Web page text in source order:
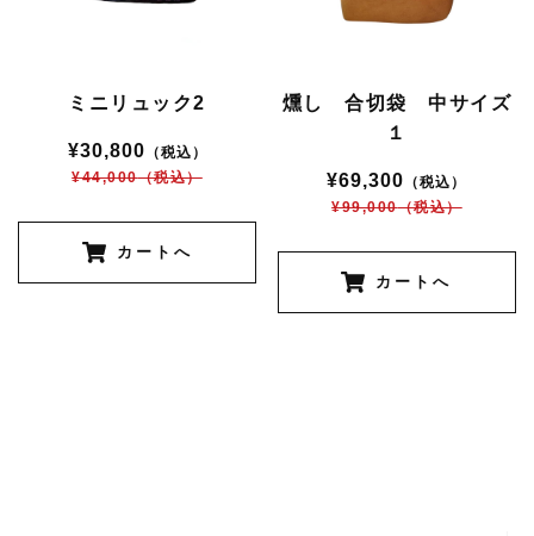
ミニリュック2
¥30,800 （税込）
¥44,000（税込）
カートへ
燻し 合切袋 中サイズ
１
¥69,300 （税込）
¥99,000（税込）
カートへ